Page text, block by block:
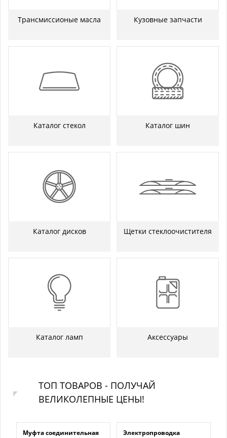
Трансмиссионые масла Кузовные запчасти
Каталог стекол Каталог шин
Каталог дисков Щетки стеклоочистителя
Каталог ламп Аксессуары
ТОП ТОВАРОВ - ПОЛУЧАЙ
ВЕЛИКОЛЕПНЫЕ ЦЕНЫ!
Муфта соединительная
Электропроводка